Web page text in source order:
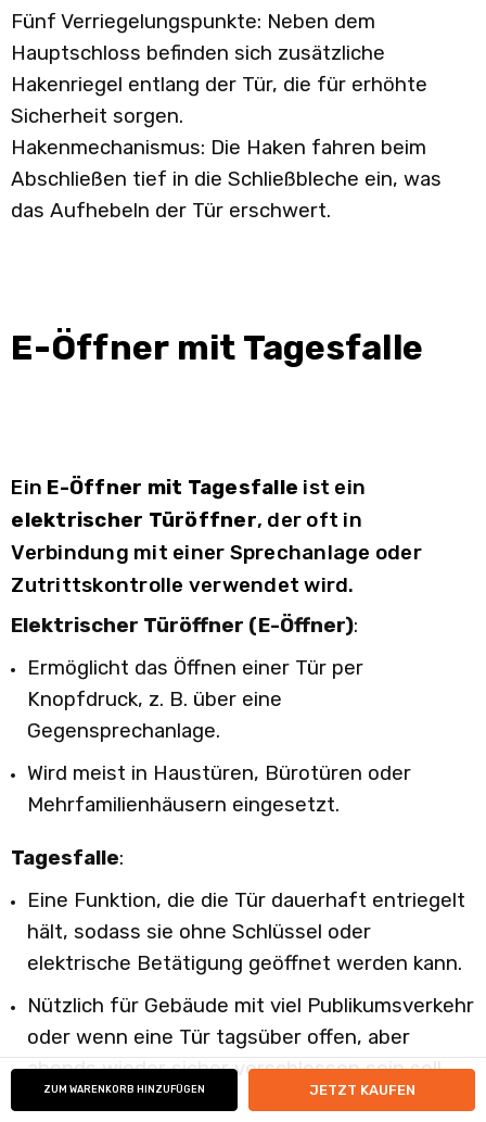
Fünf Verriegelungspunkte: Neben dem
Hauptschloss befinden sich zusätzliche
Hakenriegel entlang der Tür, die für erhöhte
Sicherheit sorgen.
Hakenmechanismus: Die Haken fahren beim
Abschließen tief in die Schließbleche ein, was
das Aufhebeln der Tür erschwert.
E-Öffner mit Tagesfalle
Ein E-Öffner mit Tagesfalle ist ein
elektrischer Türöffner, der oft in
Verbindung mit einer Sprechanlage oder
Zutrittskontrolle verwendet wird.
Elektrischer Türöffner (E-Öffner):
Ermöglicht das Öffnen einer Tür per
Knopfdruck, z. B. über eine
Gegensprechanlage.
Wird meist in Haustüren, Bürotüren oder
Mehrfamilienhäusern eingesetzt.
Tagesfalle:
Eine Funktion, die die Tür dauerhaft entriegelt
hält, sodass sie ohne Schlüssel oder
elektrische Betätigung geöffnet werden kann.
Nützlich für Gebäude mit viel Publikumsverkehr
oder wenn eine Tür tagsüber offen, aber
abends wieder sicher verschlossen sein soll.